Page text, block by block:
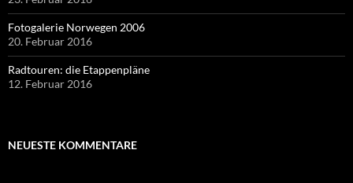
Fotogalerie Norwegen 2006
20. Februar 2016
Radtouren: die Etappenpläne
12. Februar 2016
NEUESTE KOMMENTARE